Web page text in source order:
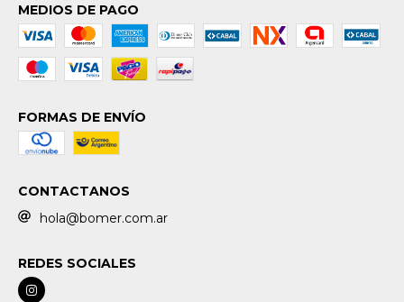
MEDIOS DE PAGO
FORMAS DE ENVÍO
CONTACTANOS
hola@bomer.com.ar
REDES SOCIALES